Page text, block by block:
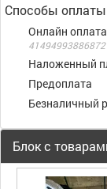
Способы оплаты
Онлайн оплата
Наложенный
Предоплата
Безналичный
Блок с